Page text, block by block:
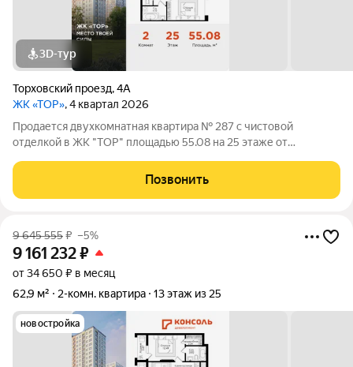
3D-тур
Торховский проезд,4А
ЖК «ТОР», 4 квартал 2026
Продается двухкомнатная квартира № 287 с чистовой
отделкой в ЖК "ТОР" площадью 55.08 на 25 этаже от
присвоен повышенный уровень комфортности комфорт плюс.
Он подразумевает светлые просторные
Позвонить
9 645 555₽ –5%
9 161 232₽
от 34 650 ₽ в месяц
62,9 м²
2-комн. квартира 13 этаж из 25
новостройка